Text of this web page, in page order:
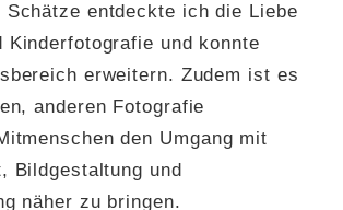
Schätze entdeckte ich die Liebe
Kinderfotografie und konnte
erweitern. Zudem ist es
anderen Fotografie
den Umgang mit
Bildgestaltung und
näher zu bringen.